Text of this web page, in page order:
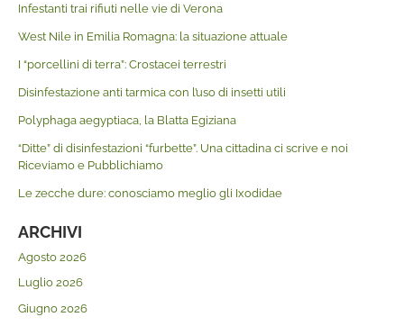
Infestanti trai rifiuti nelle vie di Verona
West Nile in Emilia Romagna: la situazione attuale
I “porcellini di terra”: Crostacei terrestri
Disinfestazione anti tarmica con l’uso di insetti utili
Polyphaga aegyptiaca, la Blatta Egiziana
“Ditte” di disinfestazioni “furbette”. Una cittadina ci scrive e noi
Riceviamo e Pubblichiamo
Le zecche dure: conosciamo meglio gli Ixodidae
ARCHIVI
Agosto 2026
Luglio 2026
Giugno 2026